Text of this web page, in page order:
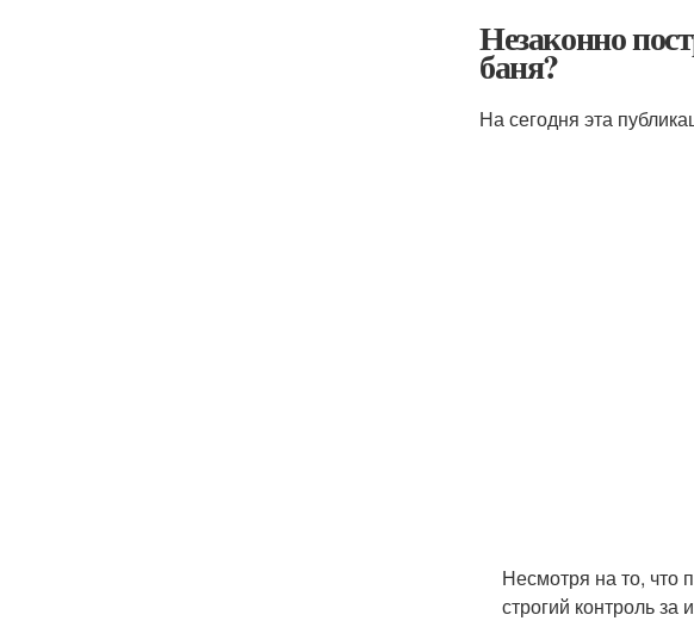
Незаконно
баня?
На сегодня эта
Несмотря на то, что
строгий контроль